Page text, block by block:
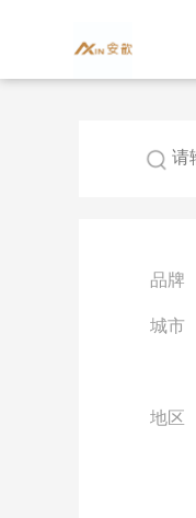
品牌
城市
地区